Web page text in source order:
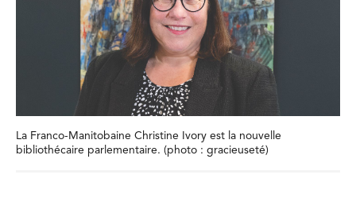
La Franco-Manitobaine Christine Ivory est la nouvelle
bibliothécaire parlementaire. (photo : gracieuseté)